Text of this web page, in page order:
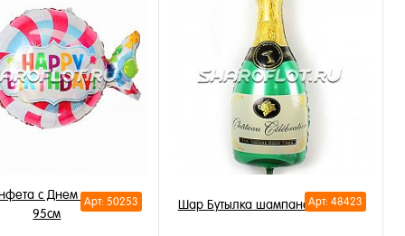
795 ₽/ шт
Купить в 1 клик
В избранное
В наличии
Арт: 50253
с Днем рождения
95см
Арт: 48423
Шар Бутылка шампанского 85см